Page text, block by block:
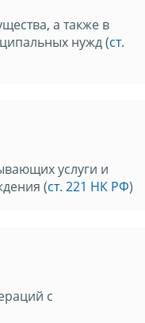
а также в
нужд (ст.
услуги и
(ст. 221 НК РФ)
с